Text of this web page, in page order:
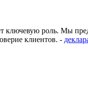
ключевую роль. Мы
клиентов. -